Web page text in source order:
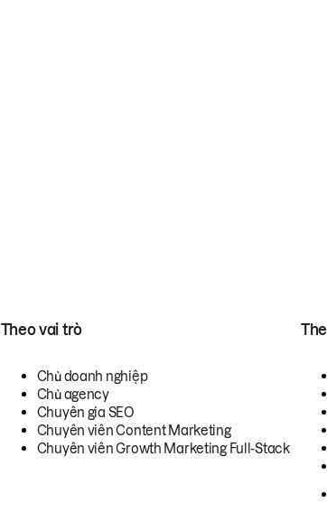
Theo vai trò
Chủ doanh nghiệp
Chủ agency
Chuyên gia SEO
Chuyên viên Content Marketing
Chuyên viên Growth Marketing Full-Stack